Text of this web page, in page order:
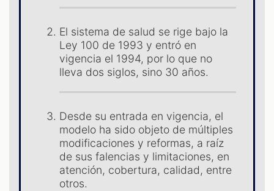
El sistema de salud se rige bajo la
Ley 100 de 1993 y entró en
vigencia el 1994, por lo que no
lleva dos siglos, sino 30 años.
Desde su entrada en vigencia, el
modelo ha sido objeto de múltiples
modificaciones y reformas, a raíz
de sus falencias y limitaciones, en
atención, cobertura, calidad, entre
otros.